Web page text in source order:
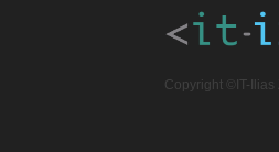
Copyright ©IT-Ilias